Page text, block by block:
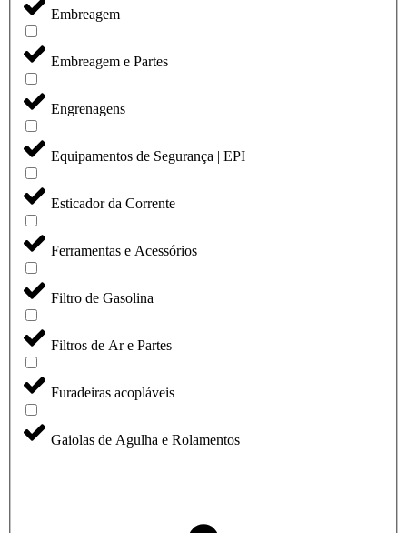
Embreagem
Embreagem e Partes
Engrenagens
Equipamentos de Segurança | EPI
Esticador da Corrente
Ferramentas e Acessórios
Filtro de Gasolina
Filtros de Ar e Partes
Furadeiras acopláveis
Gaiolas de Agulha e Rolamentos